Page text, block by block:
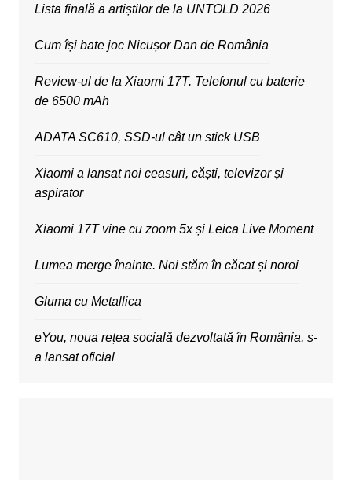
Lista finală a artiștilor de la UNTOLD 2026
Cum își bate joc Nicușor Dan de România
Review-ul de la Xiaomi 17T. Telefonul cu baterie
de 6500 mAh
ADATA SC610, SSD-ul cât un stick USB
Xiaomi a lansat noi ceasuri, căști, televizor și
aspirator
Xiaomi 17T vine cu zoom 5x și Leica Live Moment
Lumea merge înainte. Noi stăm în căcat și noroi
Gluma cu Metallica
eYou, noua rețea socială dezvoltată în România, s-
a lansat oficial